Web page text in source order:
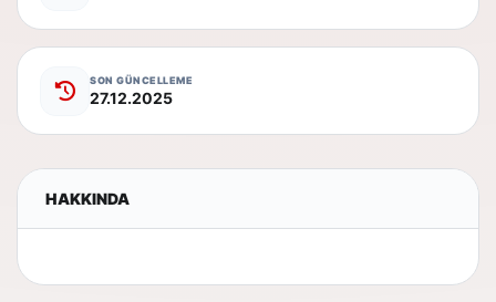
SON GÜNCELLEME
27.12.2025
HAKKINDA